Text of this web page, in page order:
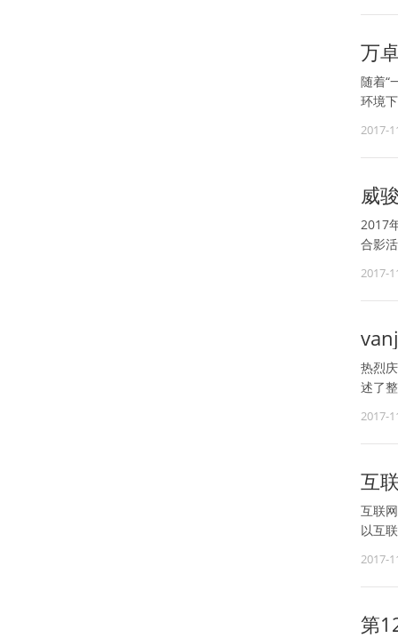
万
随着“
环境
2017-
威
2017
合影
2017-
热烈
述了
2017-
互
互联
以互
2017-
第